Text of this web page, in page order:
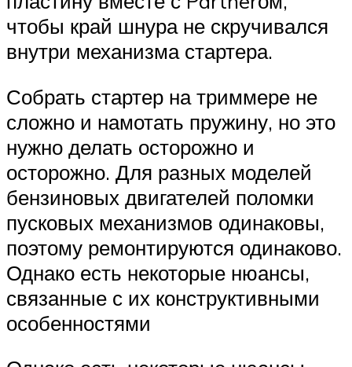
чтобы край шнура не скручивался
внутри механизма стартера.
Собрать стартер на триммере не
сложно и намотать пружину, но это
нужно делать осторожно и
осторожно. Для разных моделей
бензиновых двигателей поломки
пусковых механизмов одинаковы,
поэтому ремонтируются одинаково.
Однако есть некоторые нюансы,
связанные с их конструктивными
особенностями